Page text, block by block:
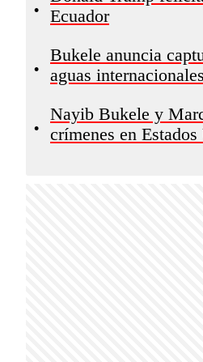
•
Ecuador
•
Bukele anuncia
aguas internacionales
•
Nayib Bukele y
crímenes en